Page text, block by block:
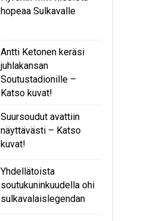
hopeaa Sulkavalle
Antti Ketonen keräsi
juhlakansan
Soutustadionille –
Katso kuvat!
Suursoudut avattiin
näyttävästi – Katso
kuvat!
Yhdellätoista
soutukuninkuudella ohi
sulkavalaislegendan